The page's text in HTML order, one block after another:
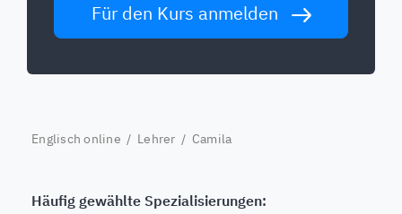
Für den Kurs anmelden
Englisch online / Lehrer / Camila
Häufig gewählte Spezialisierungen: